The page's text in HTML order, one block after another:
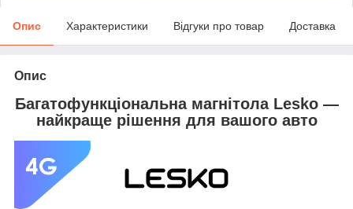
Опис Характеристики Відгуки про товар Доставка
Опис
Багатофункціональна магнітола Lesko —
найкраще рішення для вашого авто